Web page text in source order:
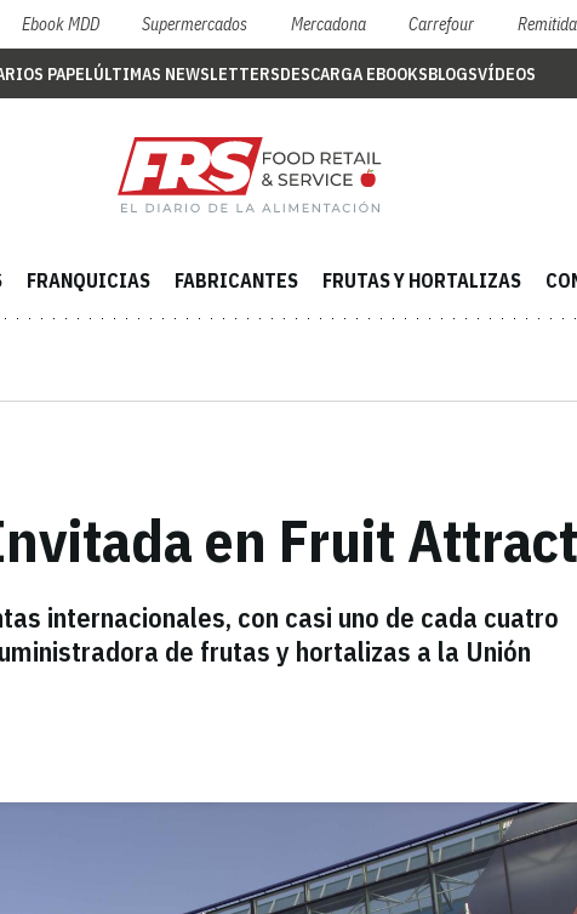
Ebook MDD Supermercados Mercadona Carrefour
PAPELÚLTIMAS NEWSLETTERSDESCARGA EBOOKSBLOGSVÍDEOS
FRANQUICIAS FABRICANTES FRUTAS Y HORTALIZAS
en Fruit
internacionales, con casi uno de cada cuatro
de frutas y hortalizas a la Unión